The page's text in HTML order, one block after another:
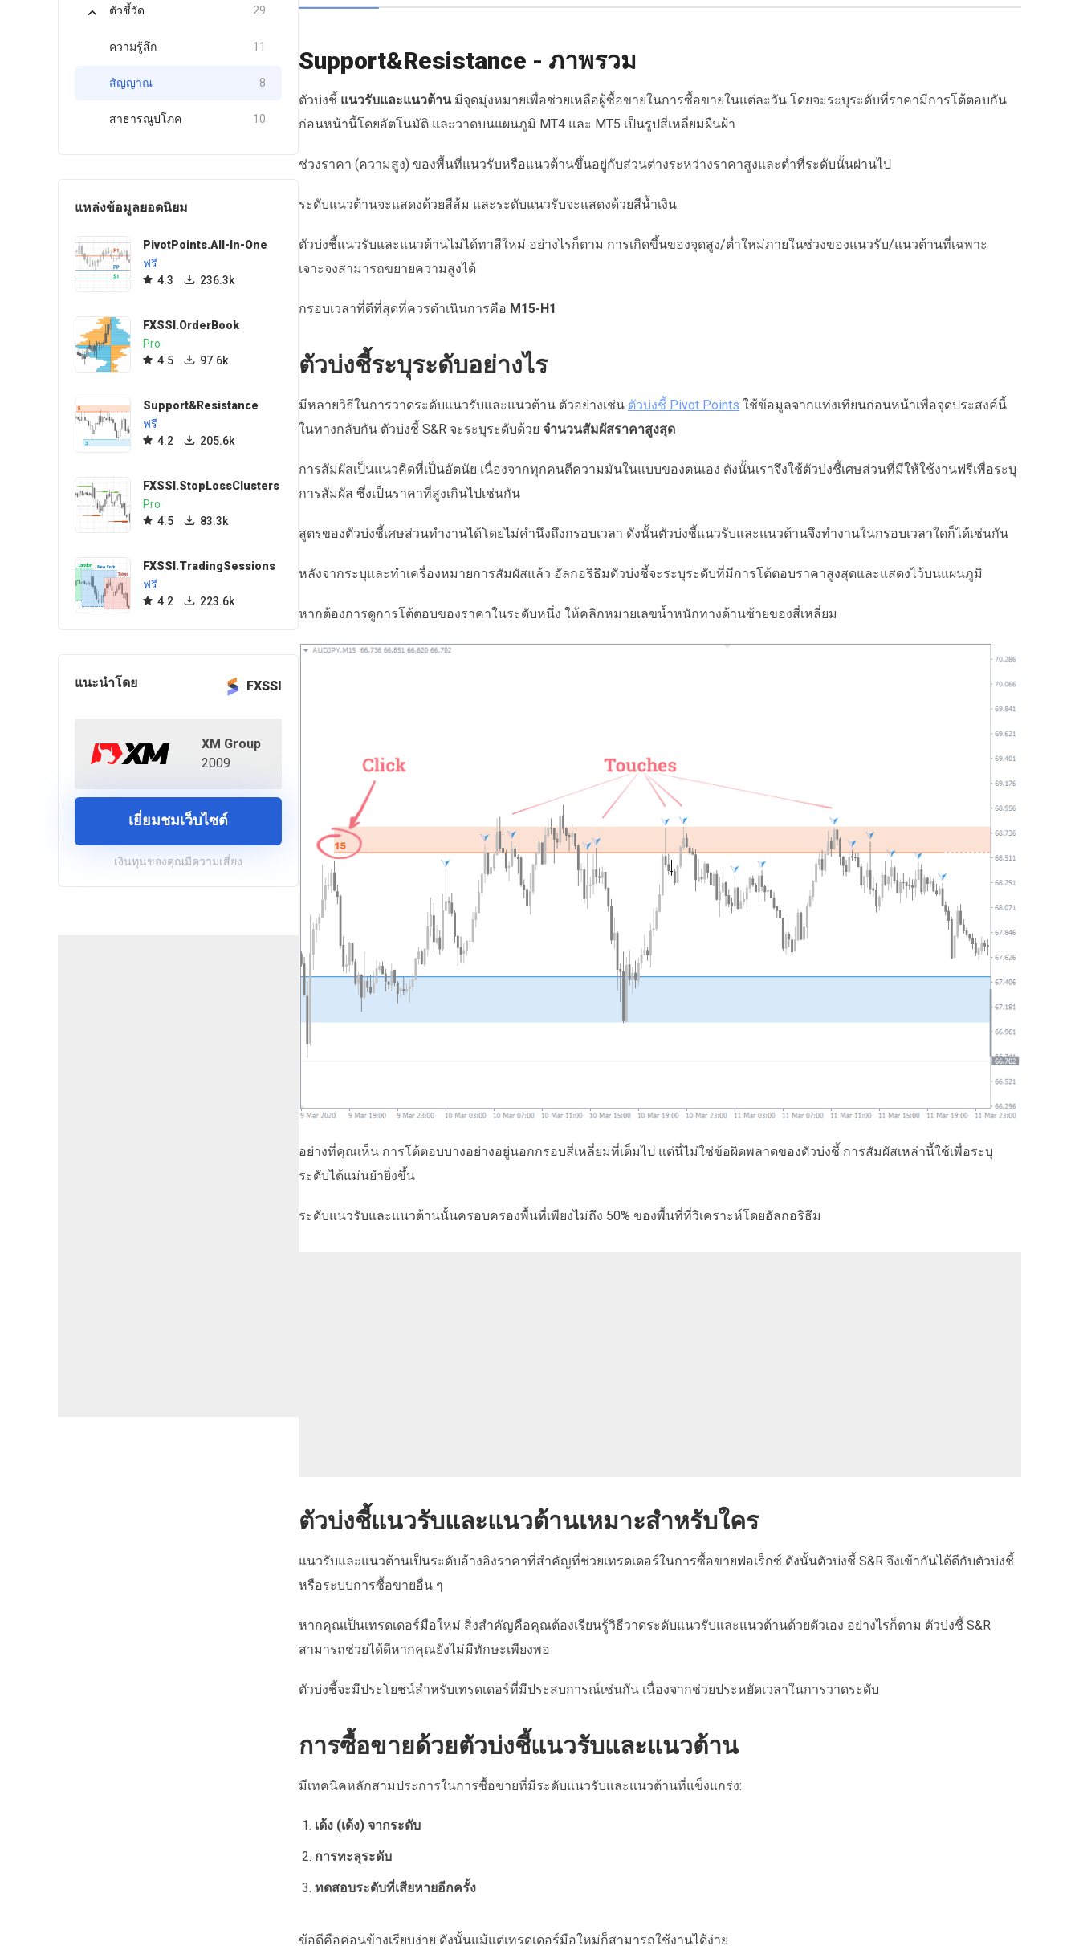
ตัวชี้วัด 29
ความรู้สึก 11
สัญญาณ 8
สาธารณูปโภค 10
แหล่งข้อมูลยอดนิยม
PivotPoints.All-In-One
ฟรี
4.3
236.3k
FXSSI.OrderBook
Pro
4.5
97.6k
Support&Resistance
ฟรี
4.2
205.6k
FXSSI.StopLossClusters
Pro
4.5
83.3k
FXSSI.TradingSessions
ฟรี
4.2
223.6k
แนะนำโดย FXSSI
XM Group
2009
เยี่ยมชมเว็บไซต์
เงินทุนของคุณมีความเสี่ยง
Support&Resistance - ภาพรวม
ตัวบ่งชี้ แนวรับและแนวต้านมีจุดมุ่งหมายเพื่อช่วยเหลือผู้ซื้อขายในการซื้อขายในแต่ละวัน โดยจะระบุระดับที่ราคามีการโต้ตอบกัน
ก่อนหน้านี้โดยอัตโนมัติ และวาดบนแผนภูมิ MT4 และ MT5 เป็นรูปสี่เหลี่ยมผืนผ้า
ช่วงราคา (ความสูง) ของพื้นที่แนวรับหรือแนวต้านขึ้นอยู่กับส่วนต่างระหว่างราคาสูงและต่ำที่ระดับนั้นผ่านไป
ระดับแนวต้านจะแสดงด้วยสีส้ม และระดับแนวรับจะแสดงด้วยสีน้ำเงิน
ตัวบ่งชี้แนวรับและแนวต้านไม่ได้ทาสีใหม่ อย่างไรก็ตาม การเกิดขึ้นของจุดสูง/ต่ำใหม่ภายในช่วงของแนวรับ/แนวต้านที่เฉพาะ
เจาะจงสามารถขยายความสูงได้
กรอบเวลาที่ดีที่สุดที่ควรดำเนินการคือ M15-H1
ตัวบ่งชี้ระบุระดับอย่างไร
มีหลายวิธีในการวาดระดับแนวรับและแนวต้าน ตัวอย่างเช่น ตัวบ่งชี้ Pivot Points ใช้ข้อมูลจากแท่งเทียนก่อนหน้าเพื่อจุดประสงค์นี้
ในทางกลับกัน ตัวบ่งชี้ S&R จะระบุระดับด้วย จำนวนสัมผัสราคาสูงสุด
การสัมผัสเป็นแนวคิดที่เป็นอัตนัย เนื่องจากทุกคนตีความมันในแบบของตนเอง ดังนั้นเราจึงใช้ตัวบ่งชี้เศษส่วนที่มีให้ใช้งานฟรีเพื่อระบุ
การสัมผัส ซึ่งเป็นราคาที่สูงเกินไปเช่นกัน
สูตรของตัวบ่งชี้เศษส่วนทำงานได้โดยไม่คำนึงถึงกรอบเวลา ดังนั้นตัวบ่งชี้แนวรับและแนวต้านจึงทำงานในกรอบเวลาใดก็ได้เช่นกัน
หลังจากระบุและทำเครื่องหมายการสัมผัสแล้ว อัลกอริธึมตัวบ่งชี้จะระบุระดับที่มีการโต้ตอบราคาสูงสุดและแสดงไว้บนแผนภูมิ
หากต้องการดูการโต้ตอบของราคาในระดับหนึ่ง ให้คลิกหมายเลขน้ำหนักทางด้านซ้ายของสี่เหลี่ยม
อย่างที่คุณเห็น การโต้ตอบบางอย่างอยู่นอกกรอบสี่เหลี่ยมที่เต็มไป แต่นี่ไม่ใช่ข้อผิดพลาดของตัวบ่งชี้ การสัมผัสเหล่านี้ใช้เพื่อระบุ
ระดับได้แม่นยำยิ่งขึ้น
ระดับแนวรับและแนวต้านนั้นครอบครองพื้นที่เพียงไม่ถึง 50% ของพื้นที่ที่วิเคราะห์โดยอัลกอริธึม
ตัวบ่งชี้แนวรับและแนวต้านเหมาะสำหรับใคร
แนวรับและแนวต้านเป็นระดับอ้างอิงราคาที่สำคัญที่ช่วยเทรดเดอร์ในการซื้อขายฟอเร็กซ์ ดังนั้นตัวบ่งชี้ S&R จึงเข้ากันได้ดีกับตัวบ่งชี้
หรือระบบการซื้อขายอื่น ๆ
หากคุณเป็นเทรดเดอร์มือใหม่ สิ่งสำคัญคือคุณต้องเรียนรู้วิธีวาดระดับแนวรับและแนวต้านด้วยตัวเอง อย่างไรก็ตาม ตัวบ่งชี้ S&R
สามารถช่วยได้ดีหากคุณยังไม่มีทักษะเพียงพอ
ตัวบ่งชี้จะมีประโยชน์สำหรับเทรดเดอร์ที่มีประสบการณ์เช่นกัน เนื่องจากช่วยประหยัดเวลาในการวาดระดับ
การซื้อขายด้วยตัวบ่งชี้แนวรับและแนวต้าน
มีเทคนิคหลักสามประการในการซื้อขายที่มีระดับแนวรับและแนวต้านที่แข็งแกร่ง:
เด้ง (เด้ง) จากระดับ
การทะลุระดับ
ทดสอบระดับที่เสียหายอีกครั้ง
ข้อดีคือค่อนข้างเรียบง่าย ดังนั้นแม้แต่เทรดเดอร์มือใหม่ก็สามารถใช้งานได้ง่าย